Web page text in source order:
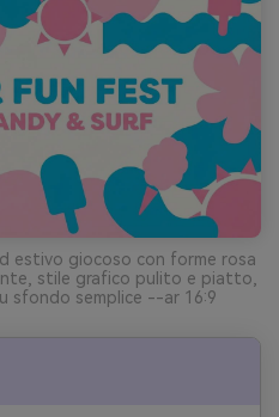
estivo giocoso con forme rosa
stile grafico pulito e piatto,
sfondo semplice --ar 16:9